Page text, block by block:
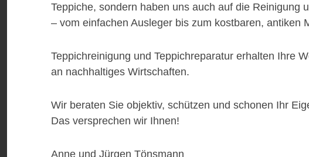
Teppiche, sondern haben uns auch auf die Reinigung
– vom einfachen Ausleger bis zum kostbaren, antiken
Teppichreinigung und Teppichreparatur erhalten Ihre
an nachhaltiges Wirtschaften.
Wir beraten Sie objektiv, schützen und schonen Ihr
Das versprechen wir Ihnen!
Anne und Jürgen Tönsmann